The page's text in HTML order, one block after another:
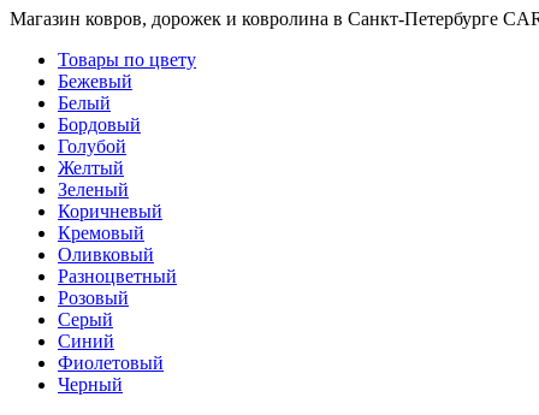
ковры
Полуовальные
ковры
Дорожки
Синтетические
ковровые
дорожки
Дорожки
на
резиновой
основе
Ковровые
шерстяные
дорожки
Паласные
дорожки
Кремлевские
Магазин ковров, дорожек и ковролина в Санкт-Петербурге
Товары по цвету
Бежевый
Белый
Бордовый
Голубой
Желтый
Зеленый
Коричневый
Кремовый
Оливковый
Разноцветный
Розовый
Серый
Синий
Фиолетовый
Черный